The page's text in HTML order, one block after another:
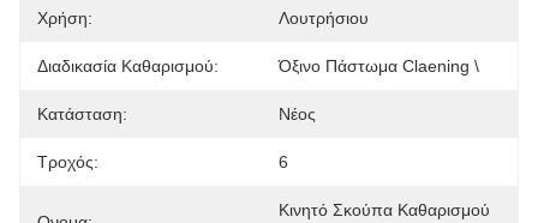
Χρήση: Λουτρήσιου
Διαδικασία Καθαρισμού: Όξινο Πάστωμα Claening \
Κατάσταση: Νέος
Τροχός: 6
Κινητό Σκούπα Καθαρισμού